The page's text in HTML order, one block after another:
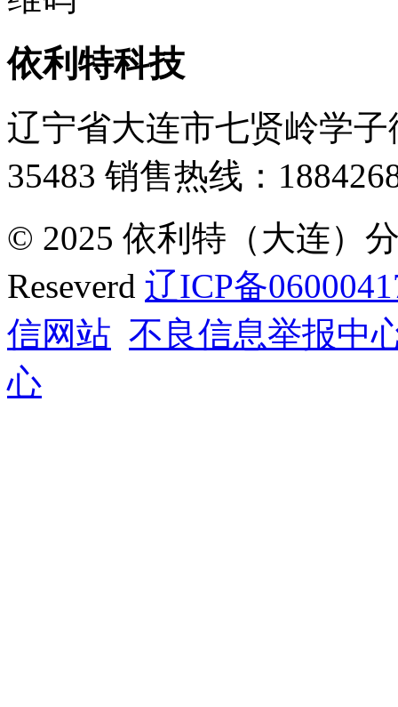
依利特科技
辽宁省大连市七贤岭学子
35483 销售热线：
© 2025 依利特（大连）
Reseverd 辽ICP备
信网站 不良信息举报中
心